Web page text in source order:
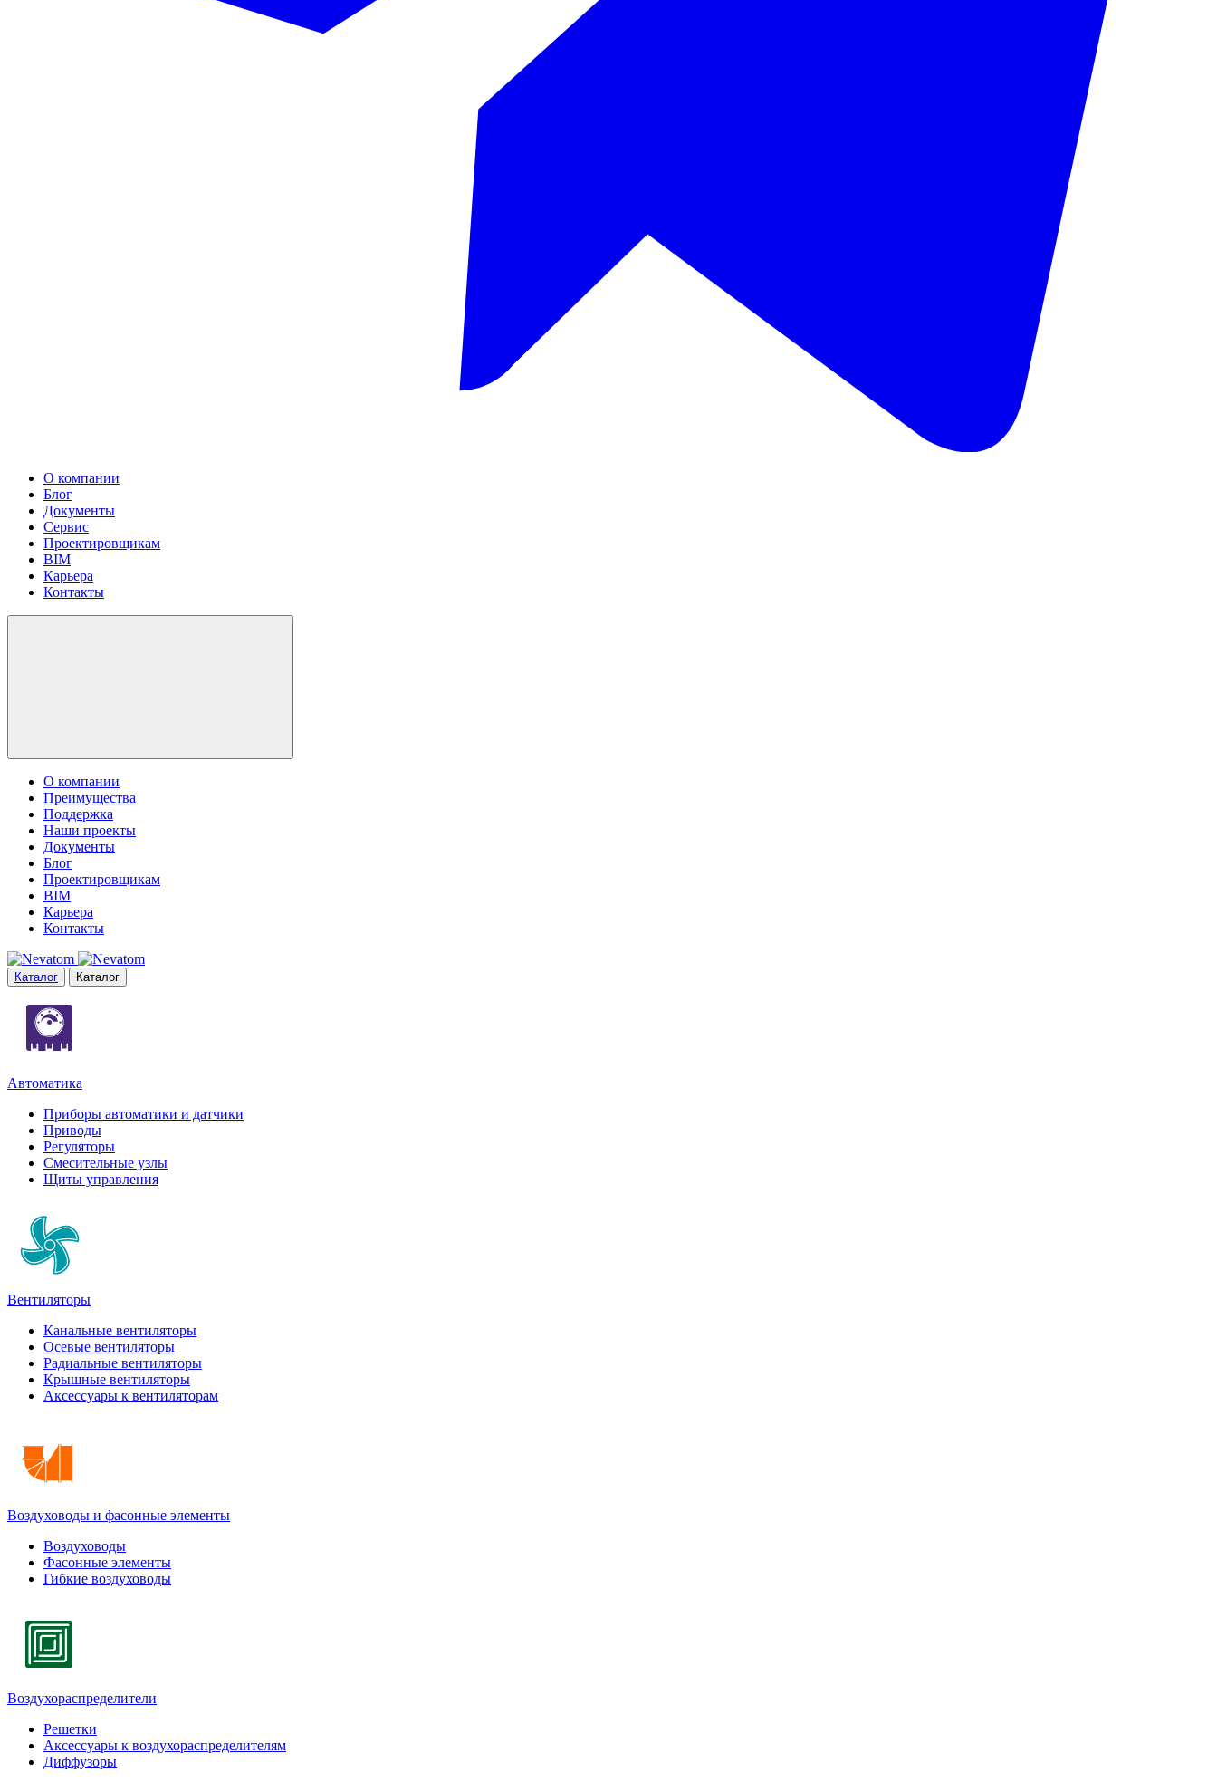
О компании
Блог
Документы
Сервис
Проектировщикам
BIM
Карьера
Контакты
О компании
Преимущества
Поддержка
Наши проекты
Документы
Блог
Проектировщикам
BIM
Карьера
Контакты
Каталог Каталог
Автоматика
Приборы автоматики и датчики
Приводы
Регуляторы
Смесительные узлы
Щиты управления
Вентиляторы
Канальные вентиляторы
Осевые вентиляторы
Радиальные вентиляторы
Крышные вентиляторы
Аксессуары к вентиляторам
Воздуховоды и фасонные элементы
Воздуховоды
Фасонные элементы
Гибкие воздуховоды
Воздухораспределители
Решетки
Аксессуары к воздухораспределителям
Диффузоры